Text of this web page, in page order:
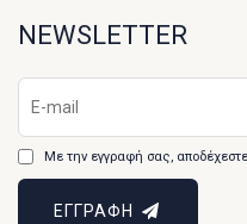
NEWSLETTER
Με την εγγραφή σας,
ΕΓΓΡΑΦΗ